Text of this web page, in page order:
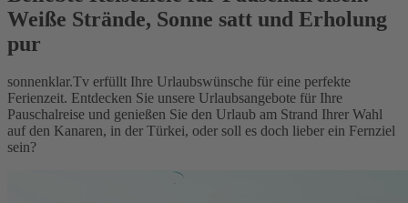
Weiße Strände, Sonne satt und Erholung
pur
sonnenklar.Tv erfüllt Ihre Urlaubswünsche für eine perfekte
Ferienzeit. Entdecken Sie unsere Urlaubsangebote für Ihre
Pauschalreise und genießen Sie den Urlaub am Strand Ihrer Wahl
auf den Kanaren, in der Türkei, oder soll es doch lieber ein Fernziel
sein?